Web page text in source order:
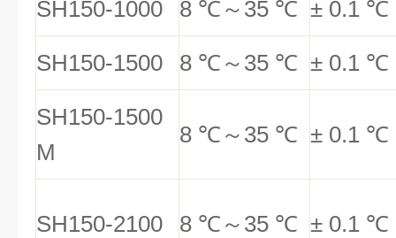
SH150-1000 8 ℃ ～ 35 ℃ ± 0.1 ℃
SH150-1500 8 ℃ ～ 35 ℃ ± 0.1 ℃
SH150-1500
M
8 ℃ ～ 35 ℃ ± 0.1 ℃
SH150-2100 8 ℃ ～ 35 ℃ ± 0.1 ℃